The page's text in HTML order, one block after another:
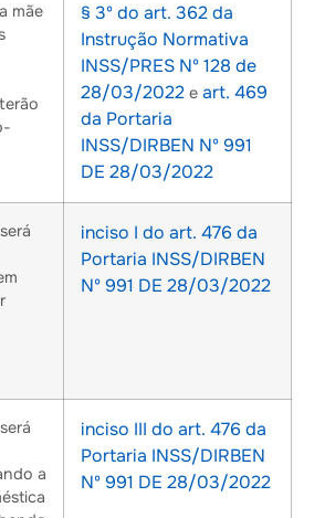
mãe
§ 3º do art. 362 da
Instrução Normativa
INSS/PRES Nº 128 de
28/03/2022 e art. 469
da Portaria
INSS/DIRBEN Nº 991
DE 28/03/2022
inciso I do art. 476 da
Portaria INSS/DIRBEN
Nº 991 DE 28/03/2022
a
inciso III do art. 476 da
Portaria INSS/DIRBEN
Nº 991 DE 28/03/2022